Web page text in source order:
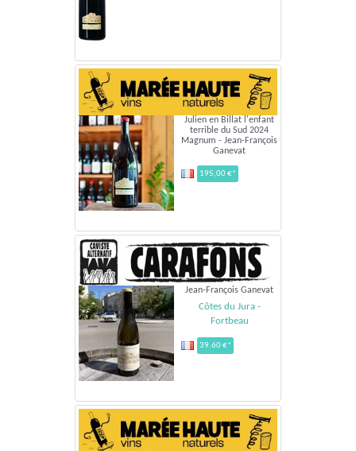
Julien en Billat l'enfant
terrible du Sud 2024
Magnum - Jean-François
Ganevat
195,00 €*
Jean-François Ganevat
Côtes du Jura -
Fortbeau
39.60 €*